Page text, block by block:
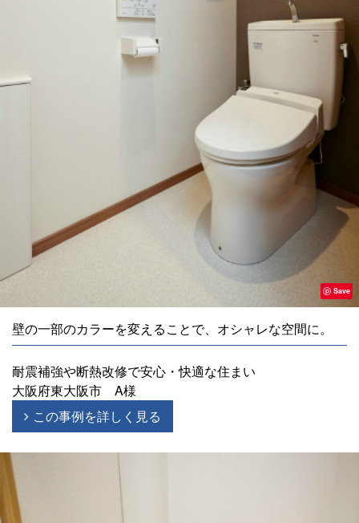
Save
壁の一部のカラーを変えることで、オシャレな空間に。
耐震補強や断熱改修で安心・快適な住まい
大阪府東大阪市 A様
この事例を詳しく見る